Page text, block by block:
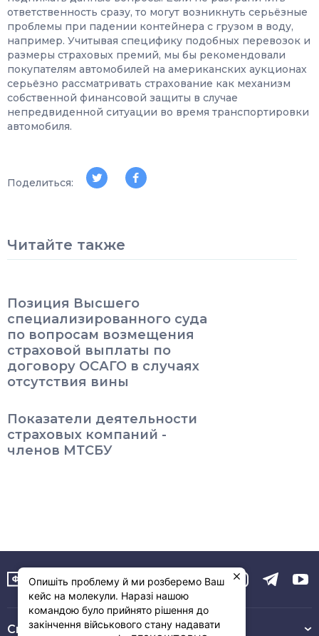
ответственность сразу, то могут возникнуть серьёзные
проблемы при падении контейнера с грузом в воду,
например. Учитывая специфику подобных перевозок и
размеры страховых премий, мы бы рекомендовали
покупателям автомобилей на американских аукционах
серьёзно рассматривать страхование как механизм
собственной финансовой защиты в случае
непредвиденной ситуации во время транспортировки
автомобиля.
Поделиться:
Читайте также
Позиция Высшего
специализированного суда
по вопросам возмещения
страховой выплаты по
договору ОСАГО в случаях
отсутствия вины
Показатели деятельности
страховых компаний -
членов МТСБУ
Связь с нами :
Опишіть проблему й ми розберемо Ваш
кейс на молекули. Наразі нашою
командою було прийнято рішення до
закінчення військового стану надавати